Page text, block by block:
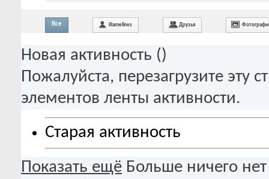
Все iliamelkws Друзья
Новая активность ()
Пожалуйста, перезагрузите эту
элементов ленты активности.
Старая активность
Показать ещё Больше ничего нет